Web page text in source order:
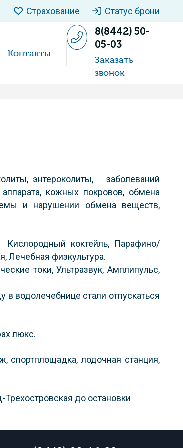
Страхование Статус брони
Контакты
8(8442) 50-
05-03
Заказать
звонок
энтероколиты, заболеваний
кожных покровов, обмена
и нарушении обмена веществ,
Кислородный коктейль, Парафино/
Лечебная физкультура.
токи, Ультразвук, Амплипульс,
водолечебнице стали отпускаться
люкс.
спортплощадка, лодочная станция,
до остановки